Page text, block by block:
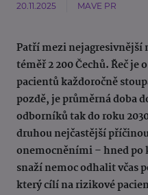
20.11.2025 MAVE PR
Patří mezi nejagresivnější
téměř 2 200 Čechů. Řeč
pacientů každoročně
pozdě, je průměrná doba
odborníků tak do roku
druhou nejčastější
onemocněními – hned po
snaží nemoc odhalit včas
který cílí na rizikové